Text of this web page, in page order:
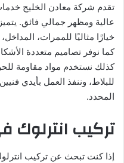
تقدم شركة معادن الخليج
عالية ومظهر جمالي فائق. يتميز
خيارًا مثاليًا للممرات،
كما نوفر تصاميم متعددة
كذلك نستخدم مواد مقاومة
للبلاط، وننفذ العمل بأيدي
المحدد.
تركيب انترلوك
إذا كنت تبحث عن تركيب